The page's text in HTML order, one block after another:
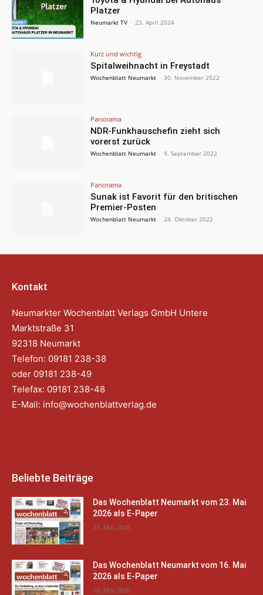
Platzer
Neumarkt TV - 23. April 2024
Kurz und wichtig
Spitalweihnacht in Freystadt
Wochenblatt Neumarkt - 30. November 2022
Panorama
NDR-Funkhauschefin zieht sich
vorerst zurück
Wochenblatt Neumarkt - 9. September 2022
Panorama
Sunak ist Favorit für den britischen
Premier-Posten
Wochenblatt Neumarkt - 24. Oktober 2022
Kontakt
Neumarkter Wochenblatt Verlags GmbH Untere
Marktstraße 31
92318 Neumarkt
Telefon: 09181 238-38
oder 09181 238-49
Telefax: 09181 238-48
E-Mail: info@wochenblattverlag.de
Beliebte Beiträge
Das Wochenblatt Neumarkt vom 23. Mai
2026 als E-Paper
23. Mai 2026
Das Wochenblatt Neumarkt vom 16. Mai
2026 als E-Paper
16. Mai 2026